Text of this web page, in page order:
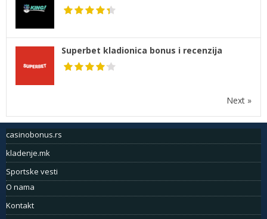
Superbet kladionica bonus i recenzija
Next »
casinobonus.rs
kladenje.mk
Sportske vesti
O nama
Kontakt